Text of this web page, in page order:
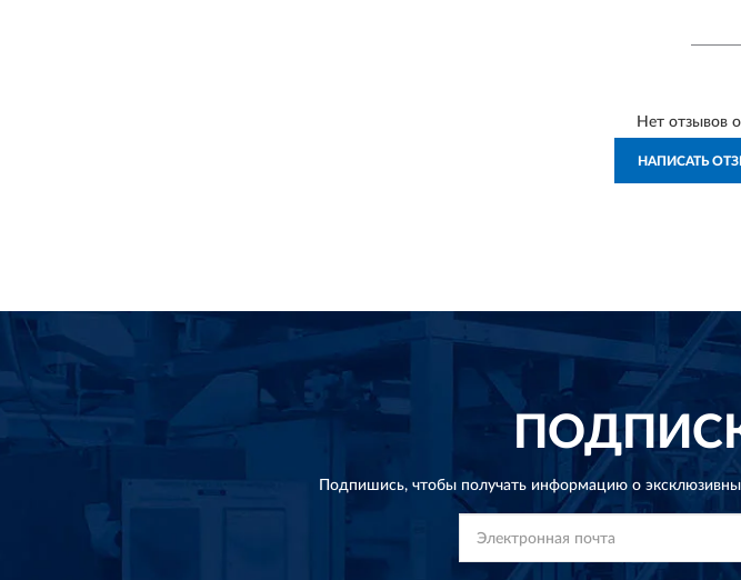
Нет отзывов
НАПИСАТЬ
Подпишись, чтобы получать информацию о